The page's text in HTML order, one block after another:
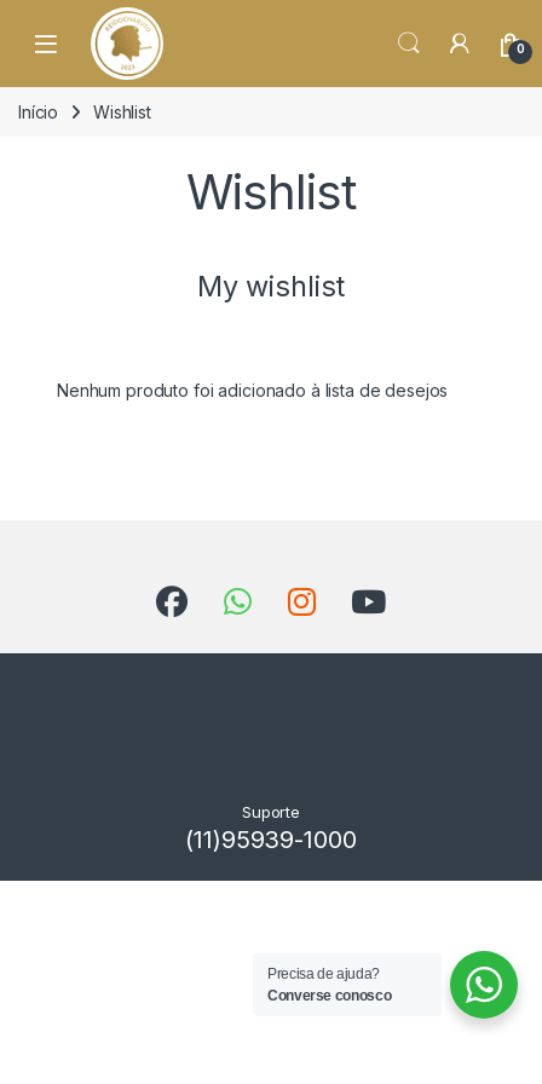
Open 0
Início Wishlist
Wishlist
My wishlist
Nenhum produto foi adicionado à lista de desejos
Suporte
(11)95939-1000
Precisa de ajuda?
Converse conosco